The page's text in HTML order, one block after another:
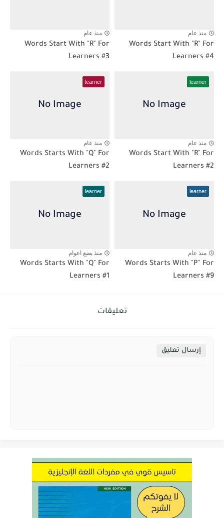
منذ عام
Words Start With "R" For
Learners #4
منذ عام
Words Start With "R" For
Learners #3
learner
منذ عام
Words Start With "R" For
Learners #2
learner
منذ عام
Words Starts With "Q" For
Learners #2
learner
منذ عام
Words Starts With "P" For
Learners #9
learner
منذ بضع اعوام
Words Starts With "Q" For
Learners #1
تعليقات
إرسال تعليق